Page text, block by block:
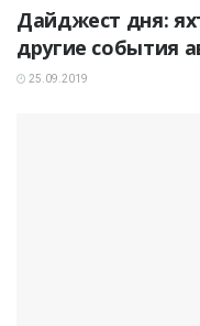
Дайджест дня:
другие события
25.09.2019